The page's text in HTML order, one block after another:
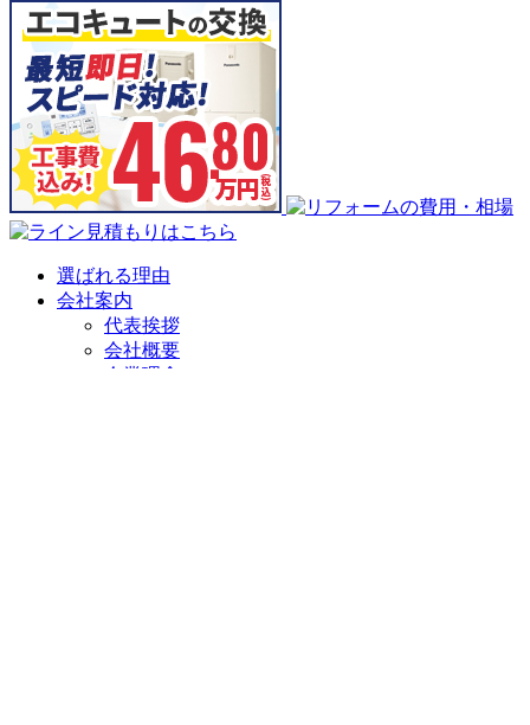
選ばれる理由
会社案内
代表挨拶
会社概要
企業理念